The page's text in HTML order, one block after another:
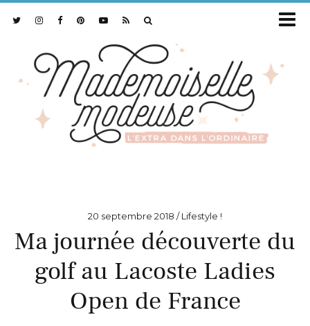
20 septembre 2018 Lifestyle !
Ma journée découverte du
golf au Lacoste Ladies
Open de France